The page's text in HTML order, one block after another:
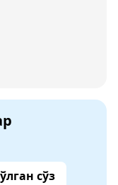
сўз